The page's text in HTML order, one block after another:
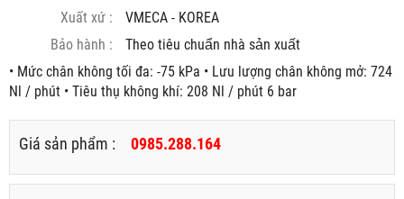
Xuất xứ :
VMECA - KOREA
Bảo hành :
Theo tiêu chuẩn nhà sản xuất
• Mức chân không tối đa: -75 kPa • Lưu lượng chân không mở: 724
Nl / phút • Tiêu thụ không khí: 208 Nl / phút 6 bar
Giá sản phẩm : 0985.288.164